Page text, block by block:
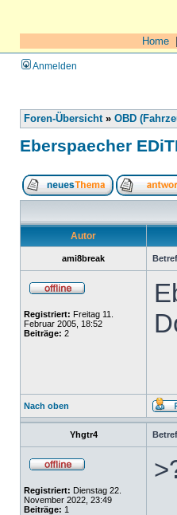
Home
Anmelden
Foren-Übersicht» OBD
Eberspaecher
Autor
ami8break
Registriert: Freitag 11.
Februar 2005, 18:52
Beiträge: 2
Nach oben
Yhgtr4
Registriert: Dienstag 22.
November 2022, 23:49
Beiträge: 1